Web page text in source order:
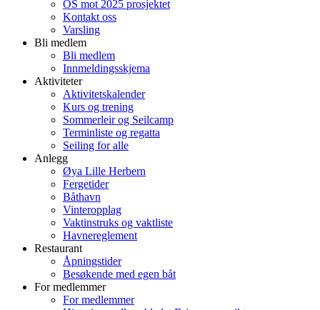
OS mot 2025 prosjektet
Kontakt oss
Varsling
Bli medlem
Bli medlem
Innmeldingsskjema
Aktiviteter
Aktivitetskalender
Kurs og trening
Sommerleir og Seilcamp
Terminliste og regatta
Seiling for alle
Anlegg
Øya Lille Herbern
Fergetider
Båthavn
Vinteropplag
Vaktinstruks og vaktliste
Havnereglement
Restaurant
Åpningstider
Besøkende med egen båt
For medlemmer
For medlemmer